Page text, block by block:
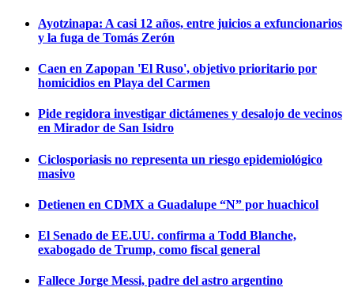
Ayotzinapa: A casi 12 años, entre juicios a exfuncionarios
y la fuga de Tomás Zerón
Caen en Zapopan 'El Ruso', objetivo prioritario por
homicidios en Playa del Carmen
Pide regidora investigar dictámenes y desalojo de vecinos
en Mirador de San Isidro
Ciclosporiasis no representa un riesgo epidemiológico
masivo
Detienen en CDMX a Guadalupe “N” por huachicol
El Senado de EE.UU. confirma a Todd Blanche,
exabogado de Trump, como fiscal general
Fallece Jorge Messi, padre del astro argentino